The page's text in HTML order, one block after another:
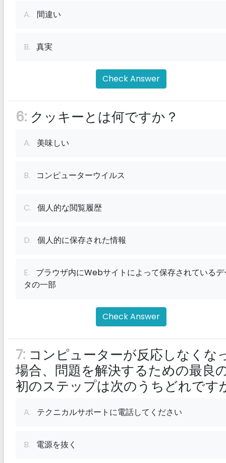
A. 間違い
B. 真実
Check Answer
6: クッキーとは何ですか？
A. 美味しい
B. コンピューターウイルス
C. 個人的な閲覧履歴
D. 個人的に保存された情報
E. ブラウザ内にWebサイトによって保存されているデ
タの一部
Check Answer
7: コンピューターが反応しなくな
場合、問題を解決するための最良
初のステップは次のうちどれです
A. テクニカルサポートに電話してください
B. 電源を抜く